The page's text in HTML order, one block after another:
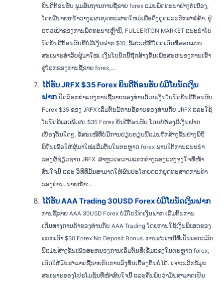
ຍິນດີຕ້ອນຮັບ ພູມສັນຖານການຊື້ຂາຍ forex ແມ່ນພັດທະນາຢ່າງຕໍ່ເນື່ອງ,
ໂດຍມີນາຍຫນ້າວາງແຜນຍຸດທະສາດໃຫມ່ເພື່ອດຶງດູດແລະຮັກສາພໍ່ຄ້າ. ຢູ່
ແຖວໜ້າຂອງການພັດທະນາເຫຼົ່ານີ້, FULLERTON MARKET ແນະນຳໂບ
ນັດຍິນດີຕ້ອນຮັບທີ່ບໍ່ມີເງິນຝາກ $10, ຂໍ້ສະເໜີທີ່ໂດດເດັ່ນທີ່ອອກແບບ
ສະເພາະສຳລັບຜູ້ມາໃໝ່. ເງິນໂບນັດນີ້ຖືກສ້າງຂື້ນເພື່ອສະຫນອງການເຂົ້າ
ສູ່ໂລກຂອງການຊື້ຂາຍ forex,...
ໄດ້ຮັບ JRFX $35 Forex ຍິນດີຕ້ອນຮັບ ບໍ່ມີໂບນັດເງິນ
ຝາກ ປົດລັອກທ່າແຮງການຊື້ຂາຍຂອງທ່ານດ້ວຍເງິນໂບນັດຍິນດີຕ້ອນຮັບ
Forex $35 ຂອງ JRFX ເລີ່ມຕົ້ນມື້ການຊື້ຂາຍຂອງທ່ານກັບ JRFX ແລະໃຊ້
ໂບນັດພິເສດພິເສດ $35 Forex ຍິນດີຕ້ອນຮັບ ໂດຍບໍ່ຕ້ອງມີເງິນຝາກ
ເບື້ອງຕົ້ນໃດໆ. ຂໍ້ສະເໜີທີ່ບໍ່ມີການປຽບທຽບນີ້ແມ່ນຖືກສ້າງຂື້ນຢ່າງພິຖີ
ພິຖັນເພື່ອໃຫ້ຜູ້ມາໃໝ່ເລີ່ມຕົ້ນໃນຕະຫຼາດ forex ພາຍໃຕ້ການແນະນຳ
ຂອງຜູ້ຊ່ຽວຊານ JRFX. ສຳຫຼວດຄວາມແຕກຕ່າງຂອງແຮງຈູງໃຈທີ່ໜ້າ
ສົນໃຈນີ້ ແລະ ວິທີທີ່ມັນສາມາດໃຫ້ຜົນປະໂຫຍດແກ່ຍຸດທະສາດການຄ້າ
ຂອງທ່ານ. ນາຍໜ້າ:...
ໄດ້ຮັບ AAA Trading 30USD Forex ບໍ່ມີໂບນັດເງິນຝາກ
ການຊື້ຂາຍ AAA 30USD Forex ບໍ່ມີໂບນັດເງິນຝາກ ເລີ່ມຕົ້ນການ
ເດີນທາງການຄ້າຂອງທ່ານກັບ AAA Trading ໂດຍການໃຊ້ເງິນພິເສດຂອງ
ພວກເຮົາ $30 Forex No Deposit Bonus. ການສະເຫນີທີ່ເປັນເອກະລັກ
ນີ້ແມ່ນສ້າງຂື້ນເພື່ອສະຫນອງການເລີ່ມຕົ້ນທີ່ເຂັ້ມແຂງໃນຕະຫຼາດ forex,
ເຮັດໃຫ້ມັນສາມາດຊື້ຂາຍກັບການລົງທຶນເບື້ອງຕົ້ນບໍ່ໄດ້. ເຈາະເລິກຂໍ້ມູນ
ສະເພາະຂອງໂປຣໂມຊັນທີ່ໜ້າສົນໃຈນີ້ ແລະຄົ້ນພົບວ່າມັນສາມາດເປັນ